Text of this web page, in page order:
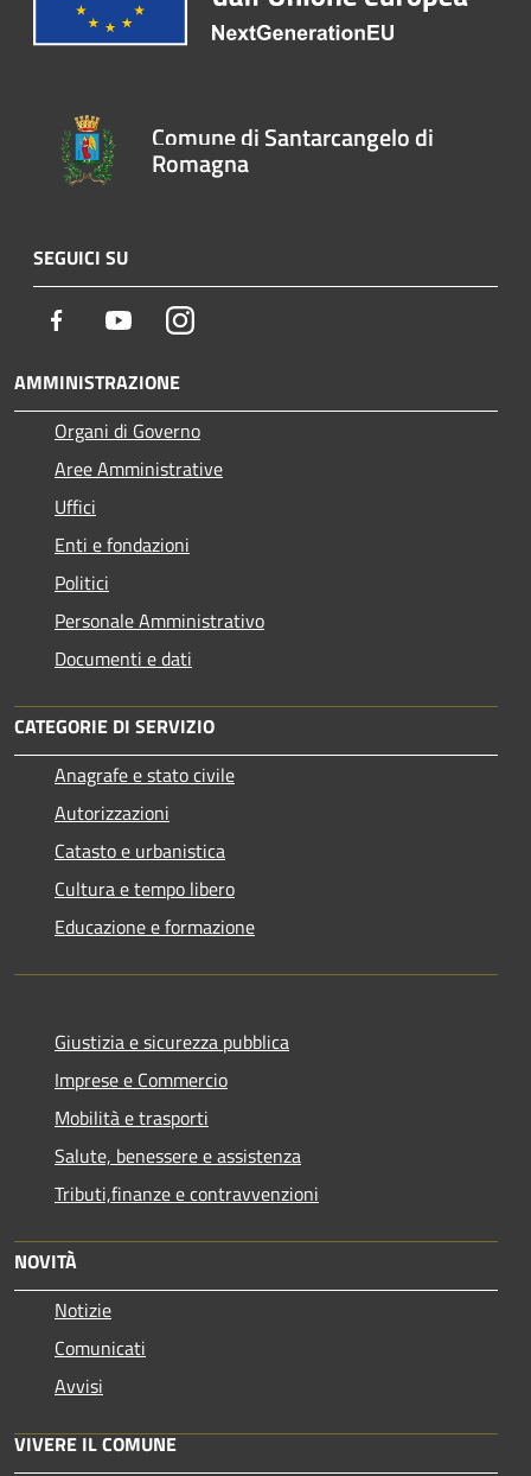
Comune di Santarcangelo di
Romagna
SEGUICI SU
Facebook YoutubeInstagram
AMMINISTRAZIONE
Organi di Governo
Aree Amministrative
Uffici
Enti e fondazioni
Politici
Personale Amministrativo
Documenti e dati
CATEGORIE DI SERVIZIO
Anagrafe e stato civile
Autorizzazioni
Catasto e urbanistica
Cultura e tempo libero
Educazione e formazione
Giustizia e sicurezza pubblica
Imprese e Commercio
Mobilità e trasporti
Salute, benessere e assistenza
Tributi,finanze e contravvenzioni
NOVITÀ
Notizie
Comunicati
Avvisi
VIVERE IL COMUNE